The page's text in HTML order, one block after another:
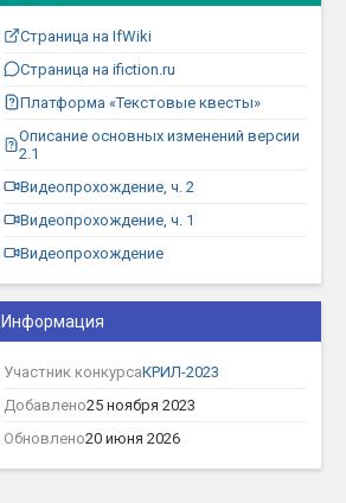
Страница на IfWiki
Страница на ifiction.ru
Платформа «Текстовые квесты»
Описание основных изменений версии
2.1
Видеопрохождение, ч. 2
Видеопрохождение, ч. 1
Видеопрохождение
Информация
Участник конкурсаКРИЛ-2023
Добавлено25 ноября 2023
Обновлено20 июня 2026